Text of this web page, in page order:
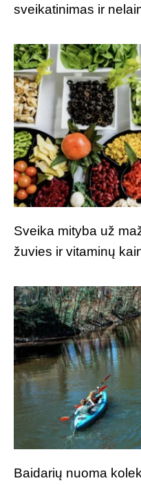
sveikatinimas ir
Sveika mityba už
žuvies ir vitaminų
Baidarių nuoma